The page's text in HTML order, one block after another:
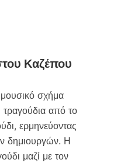
Καζέπου
σχήμα
τραγούδια από το
ερμηνεύοντας
δημιουργών. Η
μαζί με τον